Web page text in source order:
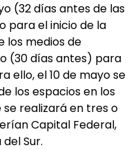
(32 días antes de las
para el inicio de la
los medios de
(30 días antes) para
ello, el 10 de mayo se
los espacios en los
realizará en tres o
Capital Federal,
Sur.